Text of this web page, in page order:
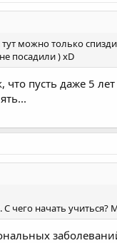
можно только
посадили ) xD
что пусть даже 5
чего начать